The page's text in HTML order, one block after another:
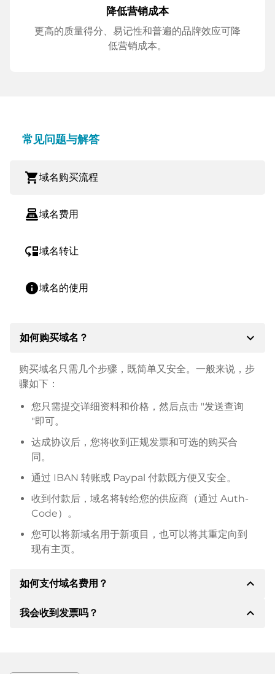
降低营销成本
更高的质量得分、易记性和普遍的品牌效应可降
低营销成本。
常见问题与解答
shopping_cart域名购买流程
point_of_sale域名费用
move_down域名转让
info域名的使用
如何购买域名？ expand_more
购买域名只需几个步骤，既简单又安全。一般来说，步
骤如下：
您只需提交详细资料和价格，然后点击 "发送查询
"即可。
达成协议后，您将收到正规发票和可选的购买合
同。
通过 IBAN 转账或 Paypal 付款既方便又安全。
收到付款后，域名将转给您的供应商（通过 Auth-
Code）。
您可以将新域名用于新项目，也可以将其重定向到
现有主页。
如何支付域名费用？ expand_less
达成协议后，房东将通知您付款细节。房主随后会向您
我会收到发票吗？ expand_less